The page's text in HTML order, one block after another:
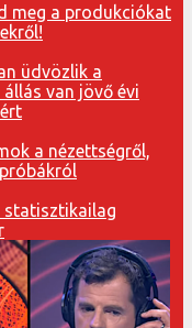
meg a produkciókat
üdvözlik a
van jövő évi
a nézettségről,
statisztikailag